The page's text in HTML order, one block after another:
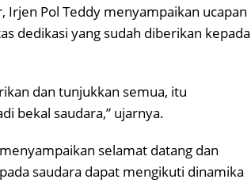
Irjen Pol Teddy menyampaikan ucapan
dedikasi yang sudah diberikan kepada
dan tunjukkan semua, itu
bekal saudara,” ujarnya.
selamat datang dan
saudara dapat mengikuti dinamika